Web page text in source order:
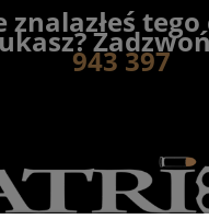
znalazłeś tego
943 397